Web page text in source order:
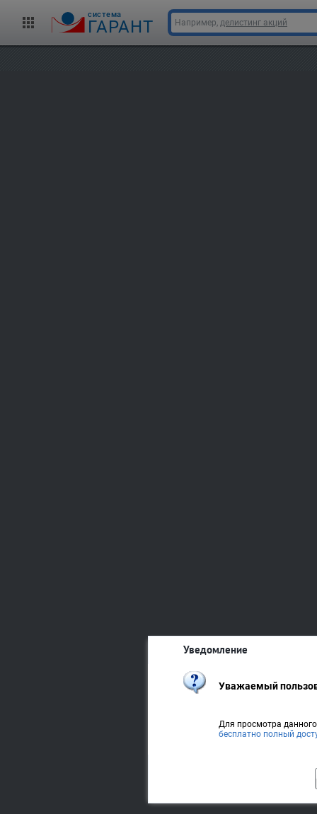
cистема
ГАРАНТ Например, делистинг акций
Уведомление
Уважаемый
Для просмотра
бесплатно полный